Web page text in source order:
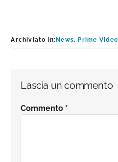
Archiviato in: News, Prime Video
Interazioni
del
Lascia un commento
Commento *